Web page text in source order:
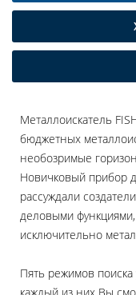
Металлоискатель
бюджетных
необозримые
Новичковый прибор
рассуждали
деловыми
исключительно
Пять режимов